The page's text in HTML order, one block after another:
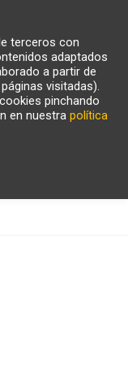
terceros con
adaptados
a partir de
visitadas).
pinchando
en nuestra política